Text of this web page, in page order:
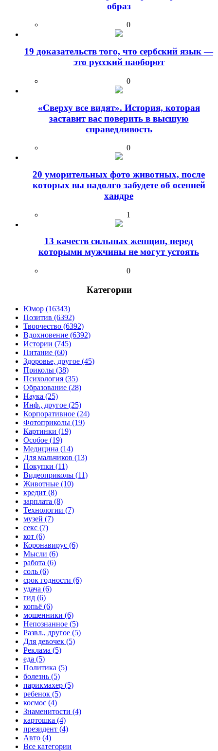
образ
0
19 доказательств того, что сербский язык —
это русский наоборот
0
«Сверху все видят». История, которая
заставит вас поверить в высшую
справедливость
0
20 уморительных фото животных, после
которых вы надолго забудете об осенней
хандре
1
13 качеств сильных женщин, перед
которыми мужчины не могут устоять
0
Категории
Юмор (16343)
Позитив (6392)
Творчество (6392)
Вдохновение (6392)
Истории (745)
Питание (60)
Здоровье, другое (45)
Приколы (38)
Психология (35)
Образование (28)
Наука (25)
Инф., другое (25)
Корпоративное (24)
Фотоприколы (19)
Картинки (19)
Особое (19)
Медицина (14)
Для мальчиков (13)
Покупки (11)
Видеоприколы (11)
Животные (10)
кредит (8)
зарплата (8)
Технологии (7)
музей (7)
секс (7)
кот (6)
Коронавирус (6)
Мысли (6)
работа (6)
соль (6)
срок годности (6)
удача (6)
гид (6)
копьё (6)
мошенники (6)
Непознанное (5)
Развл., другое (5)
Для девочек (5)
Реклама (5)
еда (5)
Политика (5)
болезнь (5)
парикмахер (5)
ребенок (5)
космос (4)
Знаменитости (4)
картошка (4)
президент (4)
Авто (4)
Все категории